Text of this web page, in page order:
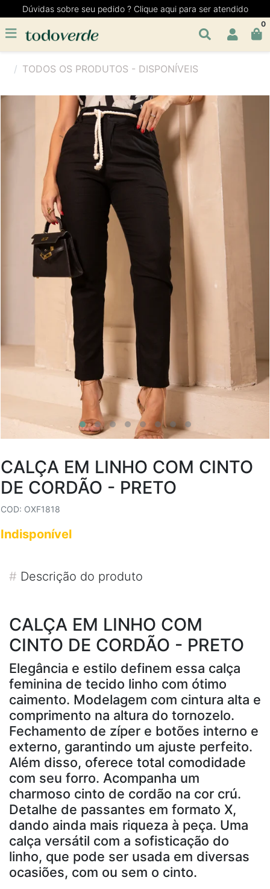
Dúvidas sobre seu pedido ? Clique aqui para ser atendido
0
TODOS OS PRODUTOS - DISPONÍVEIS
CALÇA EM LINHO COM CINTO
DE CORDÃO - PRETO
COD: OXF1818
Indisponível
# Descrição do produto
CALÇA EM LINHO COM
CINTO DE CORDÃO - PRETO
Elegância e estilo definem essa calça
feminina de tecido linho com ótimo
caimento. Modelagem com cintura alta e
comprimento na altura do tornozelo.
Fechamento de zíper e botões interno e
externo, garantindo um ajuste perfeito.
Além disso, oferece total comodidade
com seu forro. Acompanha um
charmoso cinto de cordão na cor crú.
Detalhe de passantes em formato X,
dando ainda mais riqueza à peça. Uma
calça versátil com a sofisticação do
linho, que pode ser usada em diversas
ocasiões, com ou sem o cinto.